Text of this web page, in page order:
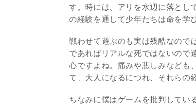
す。時には、アリを水辺に落とし
の経験を通して少年たちは命を学
戦わせて遊ぶのも実は残酷なので
であればリアルな死ではないので
心ですよね。痛みや悲しみなども
て、大人になるにつれ、それらの
ちなみに僕はゲームを批判してい